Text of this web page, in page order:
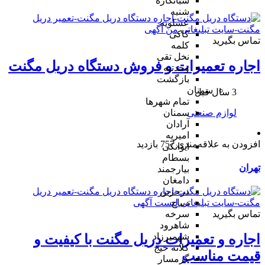
شنبه
عسلویه
کاکی
کلمه
نخل تقی
وحدتیه
بازگشت
سمنان
تمام شهر‌ها
سمنان
آرادان
امیریه
ایوانکی
بسطام
بیارجمند
دامغان
درجزین
دیباج
سرخه
شاهرود
شهمیرزاد
کلاته خیج
گرمسار
تماس بگیرید
اجاره تعمیرات و فروش دستگاه دریل مگنت
3 سال قبل
لوازم صنعتی
افزودن به علاقه‌مندی 757 بازدید
تهران
تماس بگیرید
اجاره و تعمیرات دریل مگنت با کیفیت و
قیمت مناسب